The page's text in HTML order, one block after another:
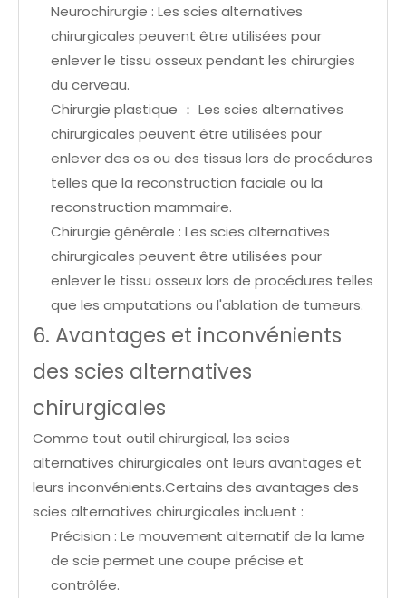
Neurochirurgie : Les scies alternatives
chirurgicales peuvent être utilisées pour
enlever le tissu osseux pendant les chirurgies
du cerveau.
Chirurgie plastique ： Les scies alternatives
chirurgicales peuvent être utilisées pour
enlever des os ou des tissus lors de procédures
telles que la reconstruction faciale ou la
reconstruction mammaire.
Chirurgie générale : Les scies alternatives
chirurgicales peuvent être utilisées pour
enlever le tissu osseux lors de procédures telles
que les amputations ou l'ablation de tumeurs.
6. Avantages et inconvénients
des scies alternatives
chirurgicales
Comme tout outil chirurgical, les scies
alternatives chirurgicales ont leurs avantages et
leurs inconvénients.Certains des avantages des
scies alternatives chirurgicales incluent :
Précision : Le mouvement alternatif de la lame
de scie permet une coupe précise et
contrôlée.